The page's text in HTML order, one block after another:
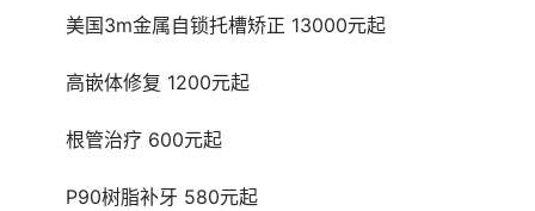
	美国3m金属自锁托槽矫正 13000元起
	高嵌体修复 1200元起
	根管治疗 600元起
	P90树脂补牙 580元起